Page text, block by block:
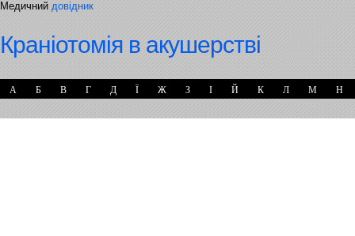
Медичний довідник
Краніотомія в акушерстві
А Б В Г Д Ї Ж З І Й К Л М Н